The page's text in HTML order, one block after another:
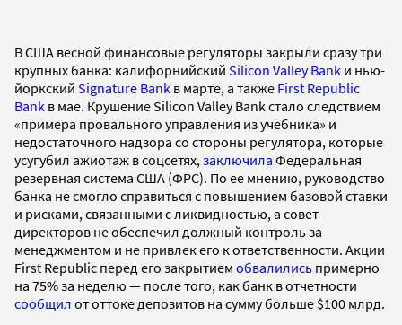
В США весной финансовые регуляторы закрыли сразу три
крупных банка: калифорнийский Silicon Valley Bank и нью-
йоркский Signature Bank в марте, а также First Republic
Bank в мае. Крушение Silicon Valley Bank стало следствием
«примера провального управления из учебника» и
недостаточного надзора со стороны регулятора, которые
усугубил ажиотаж в соцсетях, заключила Федеральная
резервная система США (ФРС). По ее мнению, руководство
банка не смогло справиться с повышением базовой ставки
и рисками, связанными с ликвидностью, а совет
директоров не обеспечил должный контроль за
менеджментом и не привлек его к ответственности. Акции
First Republic перед его закрытием обвалились примерно
на 75% за неделю — после того, как банк в отчетности
сообщил от оттоке депозитов на сумму больше $100 млрд.